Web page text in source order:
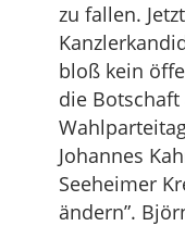
zu fallen.
bloß kein
die
Johannes
Seeheimer
ändern”.